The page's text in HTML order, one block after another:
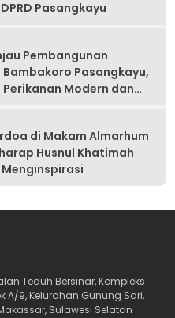
Pasangkayu
Pembangunan
Pasangkayu,
Modern dan
di Makam Almarhum
Husnul Khatimah
Teduh Bersinar, Kompleks
A/9, Kelurahan Gunung Sari,
Sulawesi Selatan